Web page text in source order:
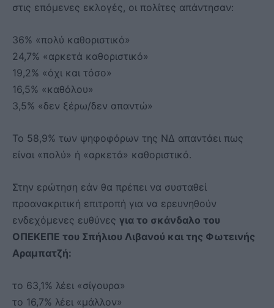
στις επόμενες εκλογές, οι πολίτες απάντησαν:
36% «πολύ καθοριστικό»
24,7% «αρκετά καθοριστικό»
19,2% «όχι και τόσο»
16,5% «καθόλου»
3,5% «δεν ξέρω/δεν απαντώ»
Το 58,9% των ψηφοφόρων της ΝΔ απαντάει πως
είναι «πολύ» ή «αρκετά» καθοριστικό.
Στην ερώτηση εάν θα πρέπει να συσταθεί
προανακριτική επιτροπή για να ερευνηθούν
ενδεχόμενες ευθύνες για το σκάνδαλο του
ΟΠΕΚΕΠΕ του Σπήλιου Λιβανού και της Φωτεινής
Αραμπατζή:
το 63,1% λέει «σίγουρα»
το 16,7% λέει «μάλλον»